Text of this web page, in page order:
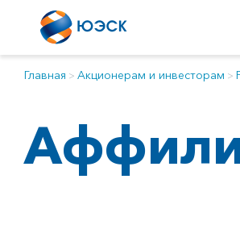
Главная Акционерам и инвесторам